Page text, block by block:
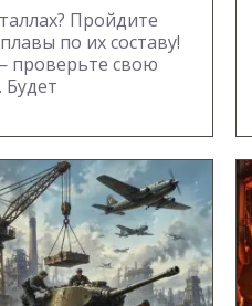
Пройдите
по их составу!
проверьте свою
Будет